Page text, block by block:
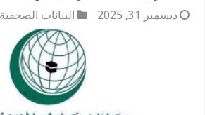
ديسمبر 31, 2025 البيانات الصحفية